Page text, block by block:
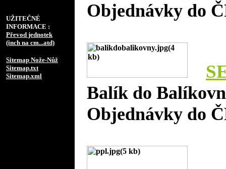
UŽITEČNÉ
INFORMACE :
Převod jednotek
(inch na cm...atd)
Sitemap Nože-Nůž
Sitemap.txt
Sitemap.xml
Objednávky do
Balík do
Objednávky do